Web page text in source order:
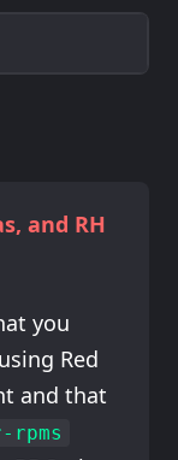
and RH
you
Red
and that